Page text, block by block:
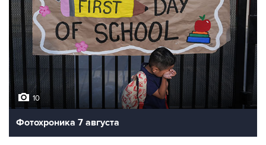
10
Фотохроника 7 августа